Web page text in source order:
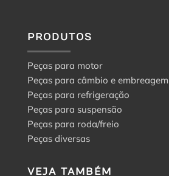
PRODUTOS
Peças para motor
Peças para câmbio e embreagem
Peças para refrigeração
Peças para suspensão
Peças para roda/freio
Peças diversas
VEJA TAMBÉM